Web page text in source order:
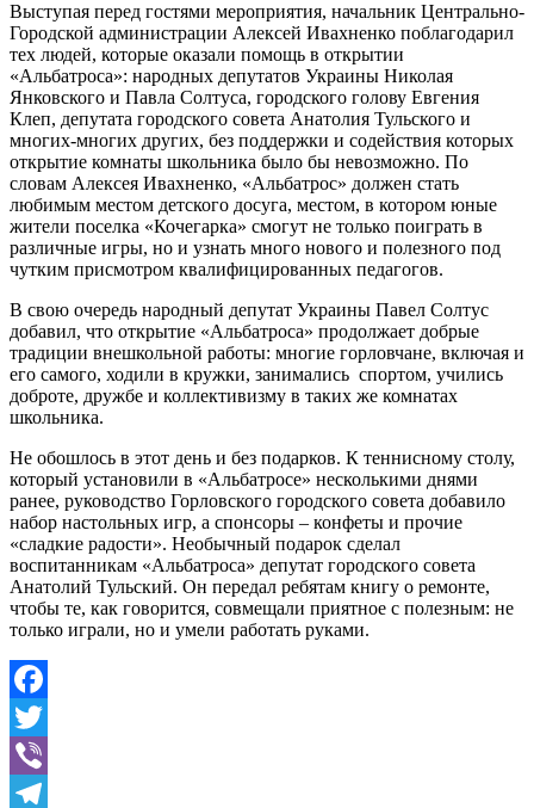
Выступая перед гостями мероприятия, начальник Центрально-
Городской администрации Алексей Ивахненко поблагодарил
тех людей, которые оказали помощь в открытии
«Альбатроса»: народных депутатов Украины Николая
Янковского и Павла Солтуса, городского голову Евгения
Клеп, депутата городского совета Анатолия Тульского и
многих-многих других, без поддержки и содействия которых
открытие комнаты школьника было бы невозможно. По
словам Алексея Ивахненко, «Альбатрос» должен стать
любимым местом детского досуга, местом, в котором юные
жители поселка «Кочегарка» смогут не только поиграть в
различные игры, но и узнать много нового и полезного под
чутким присмотром квалифицированных педагогов.
В свою очередь народный депутат Украины Павел Солтус
добавил, что открытие «Альбатроса» продолжает добрые
традиции внешкольной работы: многие горловчане, включая и
его самого, ходили в кружки, занимались спортом, учились
доброте, дружбе и коллективизму в таких же комнатах
школьника.
Не обошлось в этот день и без подарков. К теннисному столу,
который установили в «Альбатросе» несколькими днями
ранее, руководство Горловского городского совета добавило
набор настольных игр, а спонсоры – конфеты и прочие
«сладкие радости». Необычный подарок сделал
воспитанникам «Альбатроса» депутат городского совета
Анатолий Тульский. Он передал ребятам книгу о ремонте,
чтобы те, как говорится, совмещали приятное с полезным: не
только играли, но и умели работать руками.
Facebook
Twitter
Viber